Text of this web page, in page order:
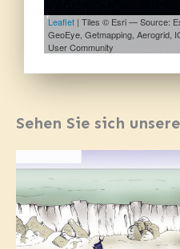
Leaflet | Tiles © Esri — Source:
GeoEye, Getmapping, Aerogrid,
User Community
Sehen Sie sich